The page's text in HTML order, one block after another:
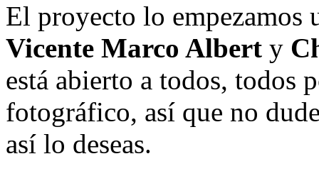
El proyecto lo empezamos
Vicente Marco Albert y
está abierto a todos, todos
fotográfico, así que no
así lo deseas.